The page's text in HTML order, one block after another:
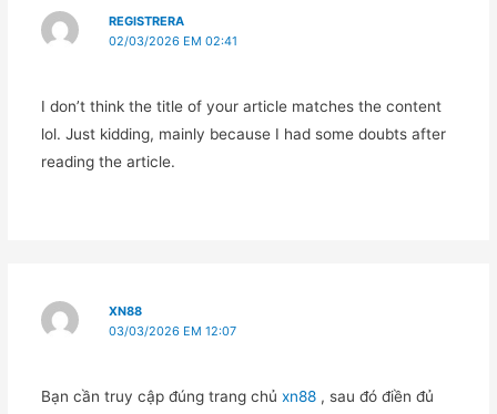
REGISTRERA
02/03/2026 EM 02:41
I don’t think the title of your article matches the content
lol. Just kidding, mainly because I had some doubts after
reading the article.
XN88
03/03/2026 EM 12:07
Bạn cần truy cập đúng trang chủ xn88, sau đó điền đủ